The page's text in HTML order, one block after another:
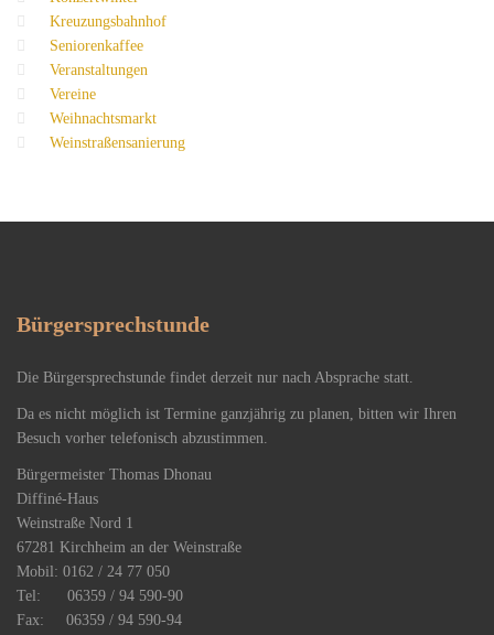
Kreuzungsbahnhof
Seniorenkaffee
Veranstaltungen
Vereine
Weihnachtsmarkt
Weinstraßensanierung
Bürgersprechstunde
Die Bürgersprechstunde findet derzeit nur nach Absprache statt.
Da es nicht möglich ist Termine ganzjährig zu planen, bitten wir Ihren
Besuch vorher telefonisch abzustimmen.
Bürgermeister Thomas Dhonau
Diffiné-Haus
​Weinstraße Nord 1
67281 Kirchheim an der Weinstraße
Mobil: 0162 / 24 77 050
Tel: 06359 / 94 590-90
Fax: 06359 / 94 590-94